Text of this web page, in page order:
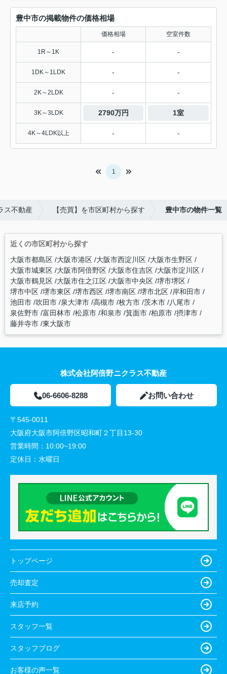
豊中市の掲載物件の価格相場
価格相場 空室件数
1R～1K - -
1DK～1LDK - -
2K～2LDK - -
3K～3LDK 2790万円 1室
4K～4LDK以上 - -
1
ス不動産 【売買】を市区町村から探す 豊中市の物件一覧
近くの市区町村から探す
大阪市都島区 大阪市港区 大阪市西淀川区 大阪市生野区
大阪市城東区 大阪市阿倍野区 大阪市住吉区 大阪市淀川区
大阪市鶴見区 大阪市住之江区 大阪市中央区 堺市堺区
堺市中区 堺市東区 堺市西区 堺市南区 堺市北区 岸和田市
池田市 吹田市 泉大津市 高槻市 枚方市 茨木市 八尾市
泉佐野市 富田林市 松原市 和泉市 箕面市 柏原市 摂津市
藤井寺市 東大阪市
株式会社阿倍野ニクラス不動産
06-6606-8288 お問い合わせ
〒545-0011
大阪府大阪市阿倍野区昭和町２丁目13-30
営業時間： 10:00~19:00
定休日： 水曜日
トップページ
売却査定
来店予約
スタッフ一覧
スタッフブログ
お客様の声一覧